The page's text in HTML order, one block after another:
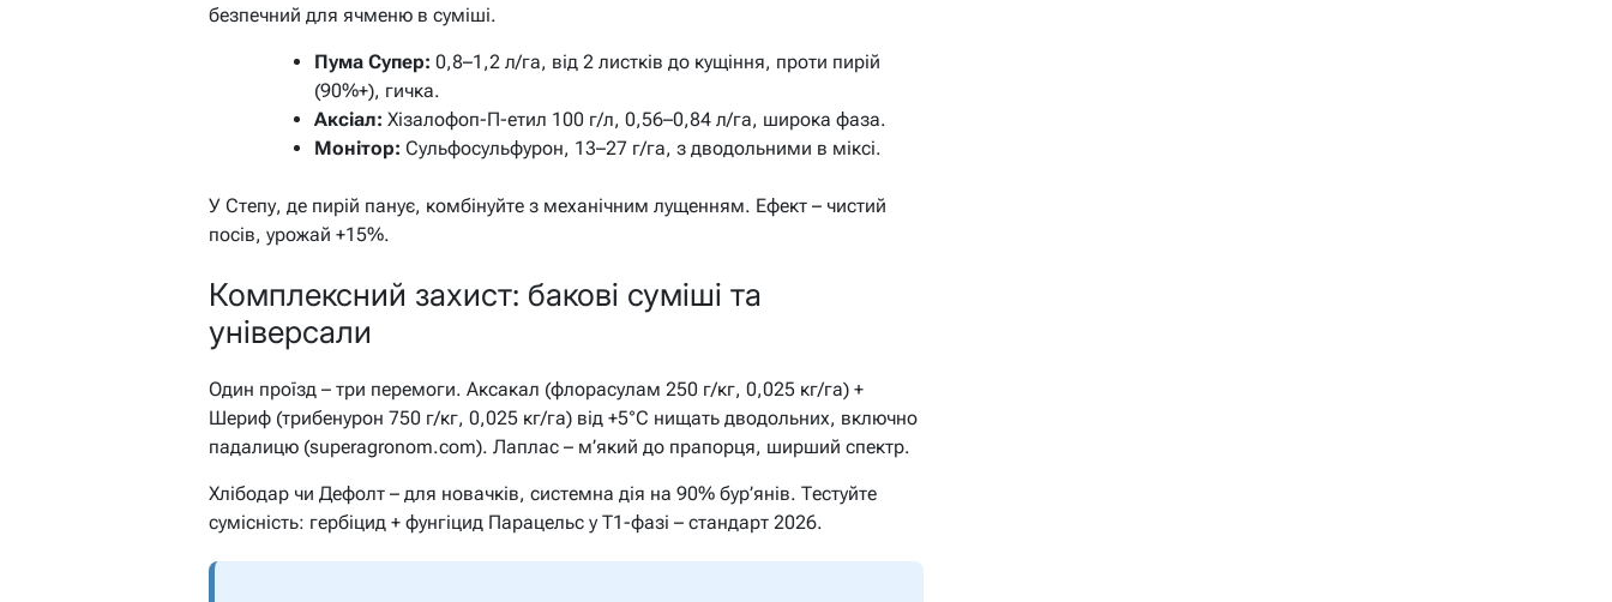
безпечний для ячменю в суміші.
Пума Супер: 0,8–1,2 л/га, від 2 листків до кущіння, проти пирій
(90%+), гичка.
Аксіал: Хізалофоп-П-етил 100 г/л, 0,56–0,84 л/га, широка фаза.
Монітор: Сульфосульфурон, 13–27 г/га, з дводольними в міксі.
У Степу, де пирій панує, комбінуйте з механічним лущенням. Ефект – чистий
посів, урожай +15%.
Комплексний захист: бакові суміші та
універсали
Один проїзд – три перемоги. Аксакал (флорасулам 250 г/кг, 0,025 кг/га) +
Шериф (трибенурон 750 г/кг, 0,025 кг/га) від +5°C нищать дводольних, включно
падалицю (superagronom.com). Лаплас – м’який до прапорця, ширший спектр.
Хлібодар чи Дефолт – для новачків, системна дія на 90% бур’янів. Тестуйте
сумісність: гербіцид + фунгіцид Парацельс у Т1-фазі – стандарт 2026.